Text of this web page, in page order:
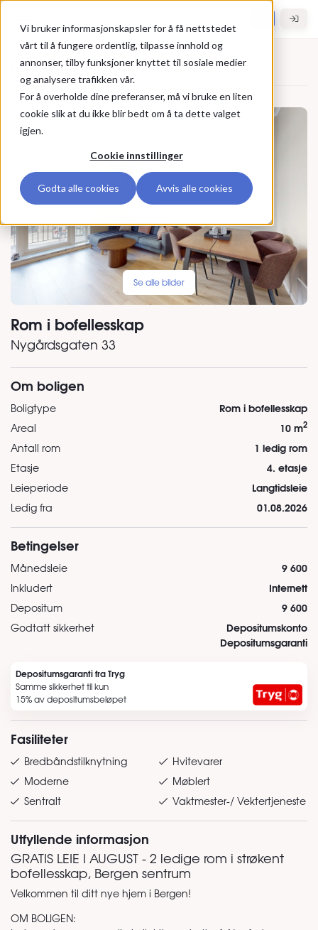
Vi bruker informasjonskapsler for å få nettstedet
vårt til å fungere ordentlig, tilpasse innhold og
annonser, tilby funksjoner knyttet til sosiale medier
og analysere trafikken vår.
For å overholde dine preferanser, må vi bruke en liten
cookie slik at du ikke blir bedt om å ta dette valget
igjen.
Cookie innstillinger
Godta alle cookies Avvis alle cookies
Bolig til leie
Se alle bilder
Rom i bofellesskap
Nygårdsgaten 33
Om boligen
Boligtype Rom i bofellesskap
Areal 10 m2
Antall rom 1 ledig rom
Etasje 4. etasje
Leieperiode Langtidsleie
Ledig fra 01.08.2026
Betingelser
Månedsleie 9 600
Inkludert Internett
Depositum 9 600
Godtatt sikkerhet
Depositumskonto
Depositumsgaranti
Depositumsgaranti fra Tryg
Samme sikkerhet til kun
15% av depositumsbeløpet
Fasiliteter
Bredbåndstilknytning
Hvitevarer
Moderne
Møblert
Sentralt
Vaktmester-/ Vektertjeneste
Utfyllende informasjon
GRATIS LEIE I AUGUST - 2 ledige rom i strøkent
bofellesskap, Bergen sentrum
Velkommen til ditt nye hjem i Bergen!
OM BOLIGEN: